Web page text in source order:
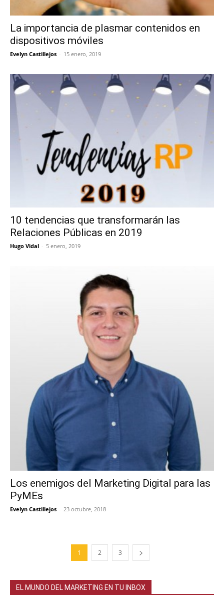
La importancia de plasmar contenidos en
dispositivos móviles
Evelyn Castillejos - 15 enero, 2019
10 tendencias que transformarán las
Relaciones Públicas en 2019
Hugo Vidal - 5 enero, 2019
Los enemigos del Marketing Digital para las
PyMEs
Evelyn Castillejos - 23 octubre, 2018
1 2 3
EL MUNDO DEL MARKETING EN TU INBOX